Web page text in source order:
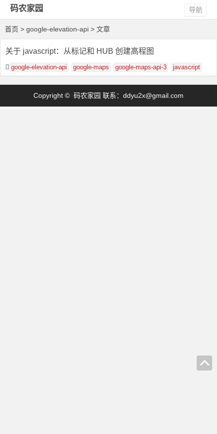
码农家园 导航
首页 > google-elevation-api > 文章
关于 javascript：从标记和 HUB 创建高程图
google-elevation-api google-maps google-maps-api-3 javascript
Copyright © 码农家园 联系： ddyu2x@gmail.com